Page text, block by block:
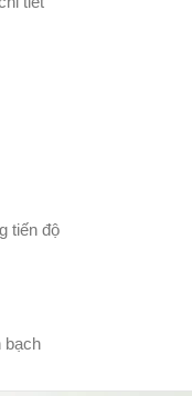
tiến độ
bạch